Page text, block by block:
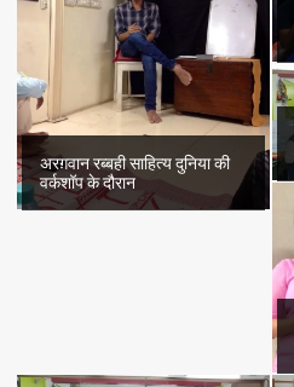
अरग़वान रब्बही साहित्य दुनिया की
वर्कशॉप के दौरान